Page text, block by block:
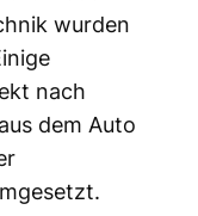
wurden
nach
dem Auto